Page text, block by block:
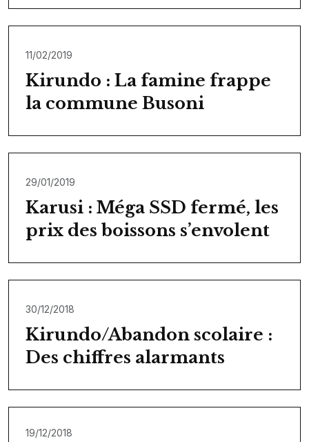
11/02/2019
Kirundo : La famine frappe
la commune Busoni
29/01/2019
Karusi : Méga SSD fermé, les
prix des boissons s’envolent
30/12/2018
Kirundo/Abandon scolaire :
Des chiffres alarmants
19/12/2018